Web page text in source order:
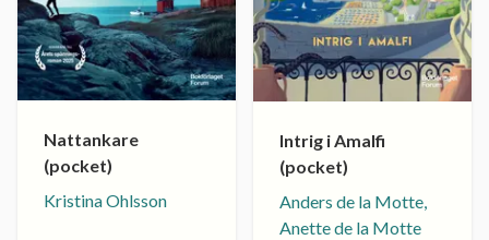
Nattankare
(pocket)
Kristina Ohlsson
Intrig i Amalfi
(pocket)
Anders de la Motte,
Anette de la Motte